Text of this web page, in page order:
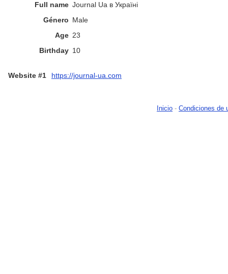
Full name Journal Ua в Україні
Género Male
Age 23
Birthday 10
Website #1 https://journal-ua.com
Inicio - Condiciones de